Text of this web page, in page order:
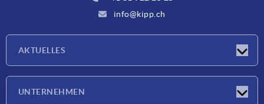
info@kipp.ch
AKTUELLES
UNTERNEHMEN